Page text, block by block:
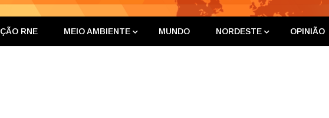
RNE MEIO AMBIENTE MUNDO NORDESTE OPINIÃO